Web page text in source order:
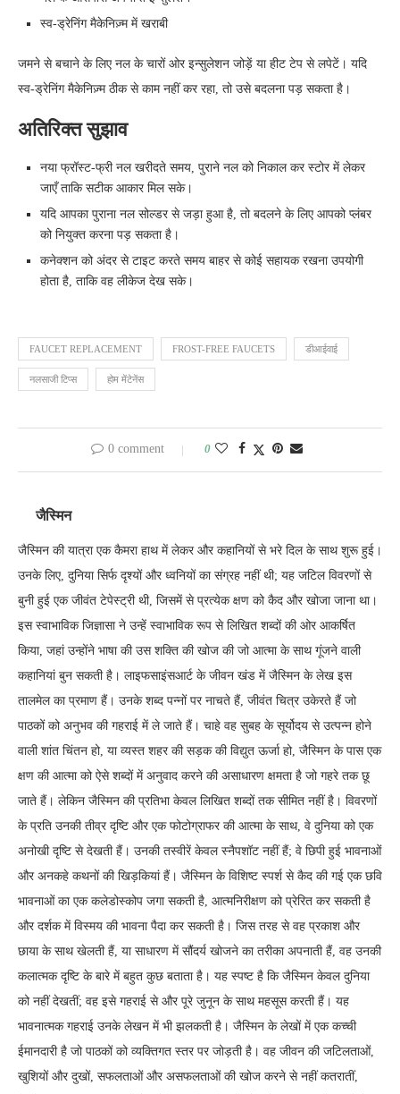
स्व‑ड्रेनिंग मैकेनिज़्म में खराबी
जमने से बचाने के लिए नल के चारों ओर इन्सुलेशन जोड़ें या हीट टेप से लपेटें। यदि
स्व‑ड्रेनिंग मैकेनिज़्म ठीक से काम नहीं कर रहा, तो उसे बदलना पड़ सकता है।
अतिरिक्त सुझाव
नया फ्रॉस्ट-फ्री नल खरीदते समय, पुराने नल को निकाल कर स्टोर में लेकर
जाएँ ताकि सटीक आकार मिल सके।
यदि आपका पुराना नल सोल्डर से जड़ा हुआ है, तो बदलने के लिए आपको प्लंबर
को नियुक्त करना पड़ सकता है।
कनेक्शन को अंदर से टाइट करते समय बाहर से कोई सहायक रखना उपयोगी
होता है, ताकि वह लीकेज देख सके।
FAUCET REPLACEMENT FROST-FREE FAUCETS डीआईवाई
नलसाजी टिप्स होम मेंटेनेंस
0 comment 0
जैस्मिन
जैस्मिन की यात्रा एक कैमरा हाथ में लेकर और कहानियों से भरे दिल के साथ शुरू हुई।
उनके लिए, दुनिया सिर्फ दृश्यों और ध्वनियों का संग्रह नहीं थी; यह जटिल विवरणों से
बुनी हुई एक जीवंत टेपेस्ट्री थी, जिसमें से प्रत्येक क्षण को कैद और खोजा जाना था।
इस स्वाभाविक जिज्ञासा ने उन्हें स्वाभाविक रूप से लिखित शब्दों की ओर आकर्षित
किया, जहां उन्होंने भाषा की उस शक्ति की खोज की जो आत्मा के साथ गूंजने वाली
कहानियां बुन सकती है। लाइफसाइंसआर्ट के जीवन खंड में जैस्मिन के लेख इस
तालमेल का प्रमाण हैं। उनके शब्द पन्नों पर नाचते हैं, जीवंत चित्र उकेरते हैं जो
पाठकों को अनुभव की गहराई में ले जाते हैं। चाहे वह सुबह के सूर्योदय से उत्पन्न होने
वाली शांत चिंतन हो, या व्यस्त शहर की सड़क की विद्युत ऊर्जा हो, जैस्मिन के पास एक
क्षण की आत्मा को ऐसे शब्दों में अनुवाद करने की असाधारण क्षमता है जो गहरे तक छू
जाते हैं। लेकिन जैस्मिन की प्रतिभा केवल लिखित शब्दों तक सीमित नहीं है। विवरणों
के प्रति उनकी तीव्र दृष्टि और एक फोटोग्राफर की आत्मा के साथ, वे दुनिया को एक
अनोखी दृष्टि से देखती हैं। उनकी तस्वीरें केवल स्नैपशॉट नहीं हैं; वे छिपी हुई भावनाओं
और अनकहे कथनों की खिड़कियां हैं। जैस्मिन के विशिष्ट स्पर्श से कैद की गई एक छवि
भावनाओं का एक कलेडोस्कोप जगा सकती है, आत्मनिरीक्षण को प्रेरित कर सकती है
और दर्शक में विस्मय की भावना पैदा कर सकती है। जिस तरह से वह प्रकाश और
छाया के साथ खेलती हैं, या साधारण में सौंदर्य खोजने का तरीका अपनाती हैं, वह उनकी
कलात्मक दृष्टि के बारे में बहुत कुछ बताता है। यह स्पष्ट है कि जैस्मिन केवल दुनिया
को नहीं देखतीं; वह इसे गहराई से और पूरे जुनून के साथ महसूस करती हैं। यह
भावनात्मक गहराई उनके लेखन में भी झलकती है। जैस्मिन के लेखों में एक कच्ची
ईमानदारी है जो पाठकों को व्यक्तिगत स्तर पर जोड़ती है। वह जीवन की जटिलताओं,
खुशियों और दुखों, सफलताओं और असफलताओं की खोज करने से नहीं कतरातीं,